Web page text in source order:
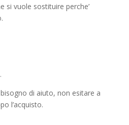
si vuole sostituire perche’
di aiuto, non esitare a
l’acquisto.